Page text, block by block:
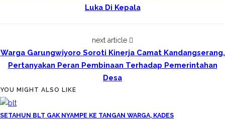
Luka Di Kepala
next article
Warga Garungwiyoro Soroti Kinerja Camat Kandangserang,
Pertanyakan Peran Pembinaan Terhadap Pemerintahan
Desa
YOU MIGHT ALSO LIKE
SETAHUN BLT GAK NYAMPE KE TANGAN WARGA, KADES